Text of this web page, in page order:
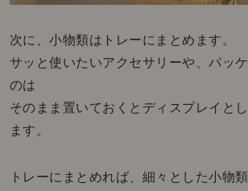
次に、小物類はトレーにまとめます。
サッと使いたいアクセサリーや、パッ
のは
そのまま置いておくとディスプレイと
ます。
トレーにまとめれば、細々とした小物